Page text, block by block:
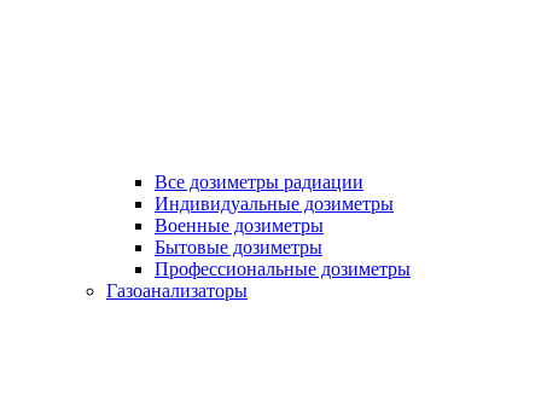
Все дозиметры радиации
Индивидуальные дозиметры
Военные дозиметры
Бытовые дозиметры
Профессиональные дозиметры
Газоанализаторы